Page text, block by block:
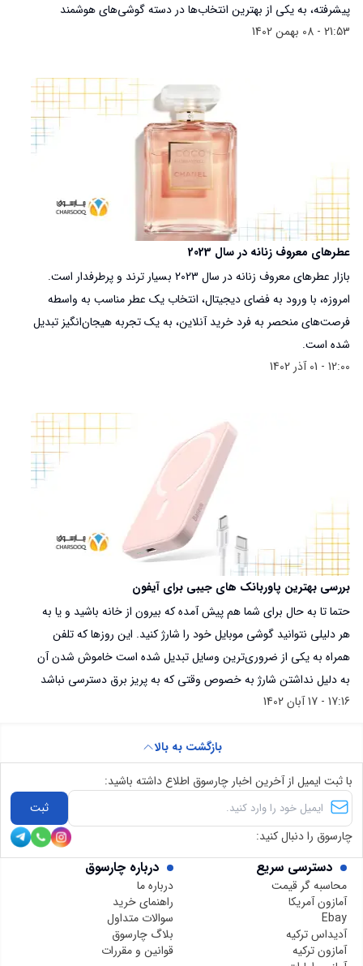
پیشرفته، به یکی از بهترین انتخاب‌ها در دسته گوشی‌های هوشمند
بالارده تبدیل می‌شود.
21:53 - 08 بهمن 1402
عطرهای معروف زنانه در سال 2023
بازار عطرهای معروف زنانه در سال 2023 بسیار ترند و پرطرفدار است.
امروزه، با ورود به فضای دیجیتال، انتخاب یک عطر مناسب به واسطه‌
فرصت‌های منحصر به فرد خرید آنلاین، به یک تجربه‌ هیجان‌انگیز تبدیل
شده است.
12:00 - 01 آذر 1402
بررسی بهترین پاوربانک های جیبی برای آیفون
حتما تا به حال برای شما هم پیش آمده که بیرون از خانه باشید و یا به
هر دلیلی نتوانید گوشی موبایل خود را شارژ کنید. این روزها که تلفن
همراه به یکی از ضروری‌ترین وسایل تبدیل شده است خاموش شدن آن
به دلیل نداشتن شارژ به خصوص وقتی که به پریز برق دسترسی نباشد
ممکن است در کار شما اختلال ایجاد کند و با مشکل ساز شود. پس بد
خاموش شدن گوشی موبایل خود نشوید هرچند که بهترین گوشی را با
17:16 - 17 آبان 1402
دسترسی سریع
محاسبه گر قیمت
آمازون آمریکا
Ebay
آدیداس ترکیه
آمازون ترکیه
درباره چارسوق
درباره ما
راهنمای خرید
سوالات متداول
بلاگ چارسوق
قوانین و مقررات
بازگشت به بالا
با ثبت ایمیل از آخرین اخبار چارسوق اطلاع داشته باشید:
ثبت
چارسوق را دنبال کنید: